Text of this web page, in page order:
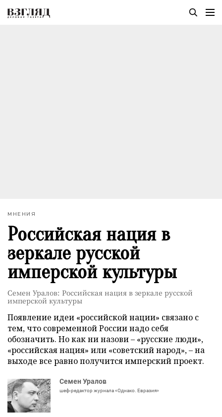
МНЕНИЯ
Российская нация в
зеркале русской
имперской культуры
Семен Уралов: Российская нация в зеркале русской
имперской культуры
Появление идеи «российской нации» связано с
тем, что современной России надо себя
обозначить. Но как ни назови – «русские люди»,
«российская нация» или «советский народ», – на
выходе все равно получится имперский проект.
Семен Уралов
шеф-редактор журнала «Однако. Евразия»